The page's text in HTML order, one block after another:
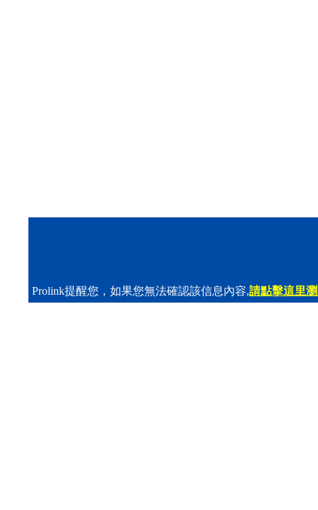
Prolink提醒您，如果您無法確認該信息內容,請點擊這里